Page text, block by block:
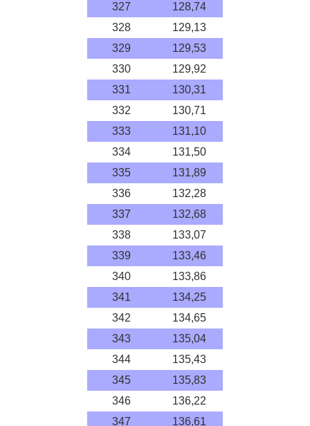
327
128,74
328
129,13
329
129,53
330
129,92
331
130,31
332
130,71
333
131,10
334
131,50
335
131,89
336
132,28
337
132,68
338
133,07
339
133,46
340
133,86
341
134,25
342
134,65
343
135,04
344
135,43
345
135,83
346
136,22
347
136,61